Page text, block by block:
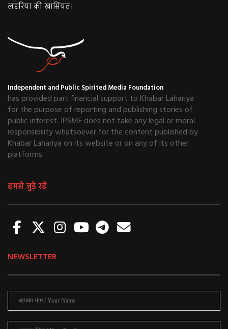
लहरिया की खासियत।
Independent and Public Spirited Media Foundation
has provided part financial support to Khabar Lahariya
for the purpose of reporting and publishing stories of
public interest. IPSMF does not take any legal or moral
responsibility whatsoever for the content published by
Khabar Lahariya on its website or on any of its other
platforms.
हमसे जुड़े रहें
NEWSLETTER